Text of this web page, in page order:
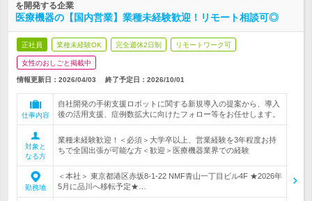
を開発する企業
医療機器の【国内営業】業種未経験歓迎！リモート相談可◎
正社員 業種未経験OK 完全週休2日制 リモートワーク可
女性のおしごと掲載中
情報更新日：2026/04/03 終了予定日： 2026/10/01
仕事内容
自社開発の手術支援ロボットに関する新規導入の提案から、導入
後の活用支援、症例数拡大に向けたフォロー等をお任せします。
対象と
なる方
業種未経験歓迎！＜必須＞大学卒以上、営業経験を3年程度お持
ちで全国出張が可能な方＜歓迎＞医療機器業界での経験
勤務地
＜本社＞ 東京都港区赤坂8-1-22 NMF青山一丁目ビル4F ★2026年
5月に品川へ移転予定★…